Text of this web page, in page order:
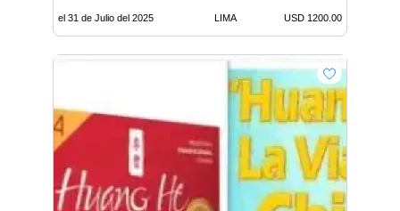
el 31 de Julio del 2025 LIMA USD 1200.00